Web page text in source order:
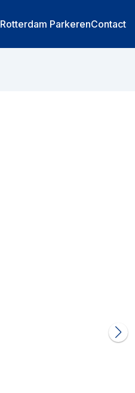
Rotterdam ParkerenContact